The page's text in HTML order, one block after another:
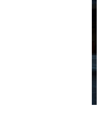
Hedi Jaansoo